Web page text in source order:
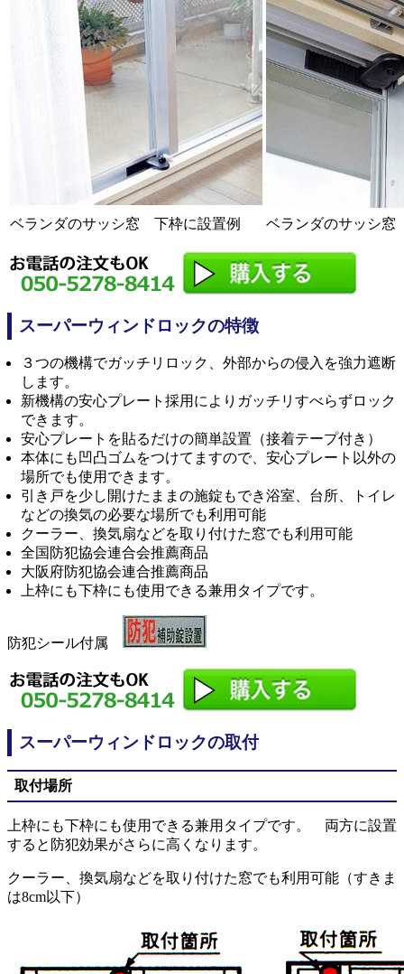
ベランダのサッシ窓 下枠に設置例 ベランダのサッシ
スーパーウィンドロックの特徴
３つの機構でガッチリロック、外部からの侵入を強力遮断
します。
新機構の安心プレート採用によりガッチリすべらずロック
できます。
安心プレートを貼るだけの簡単設置（接着テープ付き）
本体にも凹凸ゴムをつけてますので、安心プレート以外の
場所でも使用できます。
引き戸を少し開けたままの施錠もでき浴室、台所、トイレ
などの換気の必要な場所でも利用可能
クーラー、換気扇などを取り付けた窓でも利用可能
全国防犯協会連合会推薦商品
大阪府防犯協会連合推薦商品
上枠にも下枠にも使用できる兼用タイプです。
防犯シール付属
スーパーウィンドロックの取付
取付場所
上枠にも下枠にも使用できる兼用タイプです。 両方に設置
すると防犯効果がさらに高くなります。
クーラー、換気扇などを取り付けた窓でも利用可能（すきま
は8cm以下）